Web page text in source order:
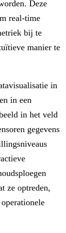
Deze
real-time
bij te
manier te
in
in een
in het veld
gegevens
ze optreden,